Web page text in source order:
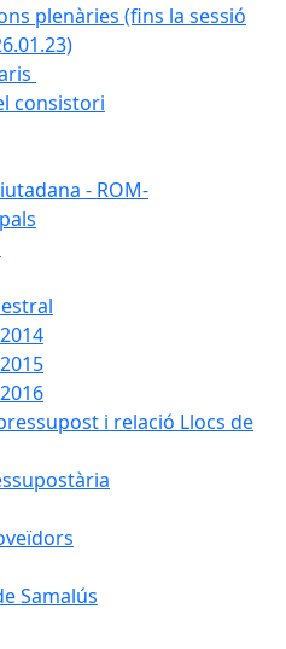
plenàries (fins la sessió
consistori
- ROM-
i relació Llocs de
Samalús